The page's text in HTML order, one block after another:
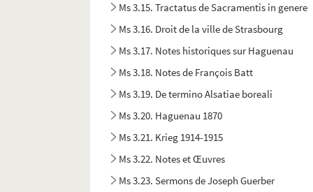
Ms 3.15. Tractatus de Sacramentis in genere
Ms 3.16. Droit de la ville de Strasbourg
Ms 3.17. Notes historiques sur Haguenau
Ms 3.18. Notes de François Batt
Ms 3.19. De termino Alsatiae boreali
Ms 3.20. Haguenau 1870
Ms 3.21. Krieg 1914-1915
Ms 3.22. Notes et Œuvres
Ms 3.23. Sermons de Joseph Guerber